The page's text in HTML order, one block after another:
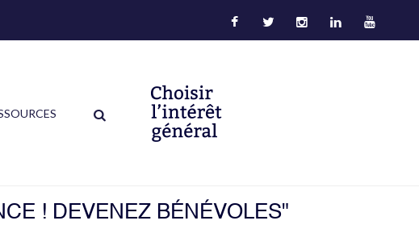
! DEVENEZ BÉNÉVOLES"